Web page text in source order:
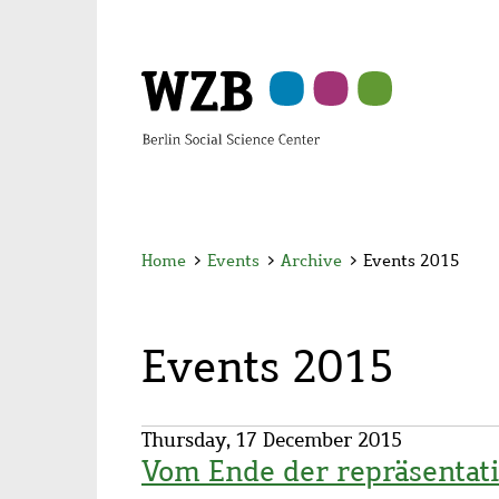
Home > Events > Archive > Events 2015
Events 2015
Thursday, 17 December 2015
Vom Ende der